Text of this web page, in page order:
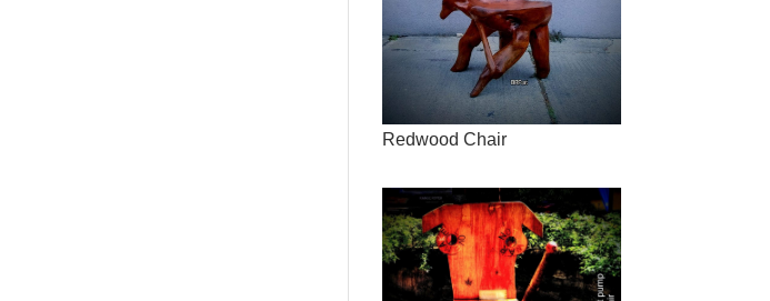
Redwood Chair